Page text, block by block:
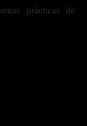
prácticas de